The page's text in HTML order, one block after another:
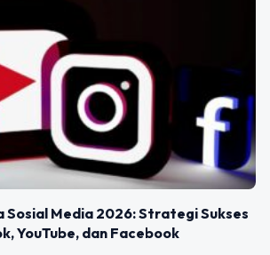
Sosial Media 2026: Strategi Sukses
YouTube, dan Facebook